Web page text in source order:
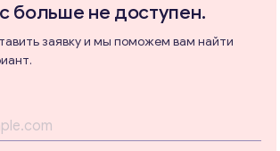
больше не доступен.
заявку и мы поможем вам найти